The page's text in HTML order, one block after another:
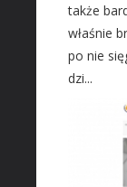
także
właśnie
po nie
dzi...